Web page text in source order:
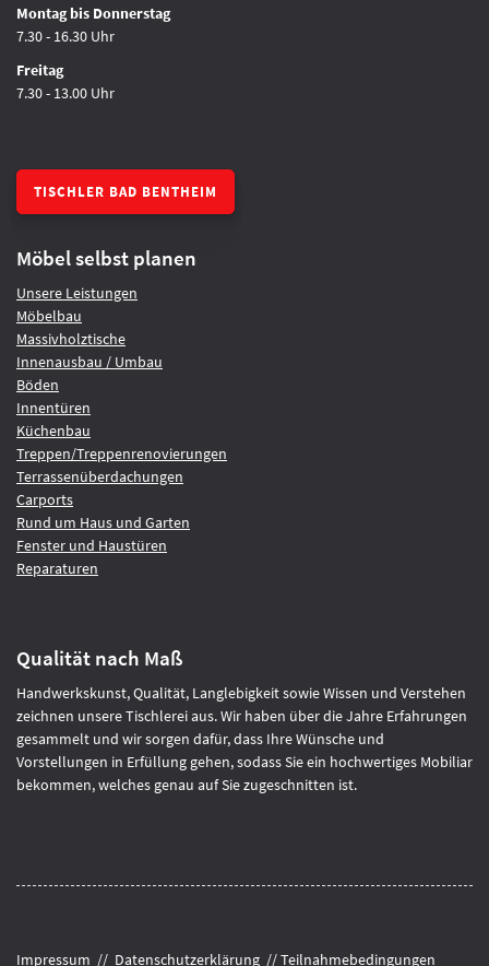
Montag bis Donnerstag
7.30 - 16.30 Uhr
Freitag
7.30 - 13.00 Uhr
TISCHLER BAD BENTHEIM
Möbel selbst planen
Unsere Leistungen
Möbelbau
Massivholztische
Innenausbau / Umbau
Böden
Innentüren
Küchenbau
Treppen/Treppenrenovierungen
Terrassenüberdachungen
Carports
Rund um Haus und Garten
Fenster und Haustüren
Reparaturen
Qualität nach Maß
Handwerkskunst, Qualität, Langlebigkeit sowie Wissen und Verstehen
zeichnen unsere Tischlerei aus. Wir haben über die Jahre Erfahrungen
gesammelt und wir sorgen dafür, dass Ihre Wünsche und
Vorstellungen in Erfüllung gehen, sodass Sie ein hochwertiges Mobiliar
bekommen, welches genau auf Sie zugeschnitten ist.
Impressum // Datenschutzerklärung //Teilnahmebedingungen